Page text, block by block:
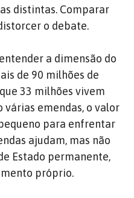
distintas. Comparar
o debate.
a dimensão do
de 90 milhões de
33 milhões vivem
várias emendas, o valor
para enfrentar
ajudam, mas não
Estado permanente,
próprio.